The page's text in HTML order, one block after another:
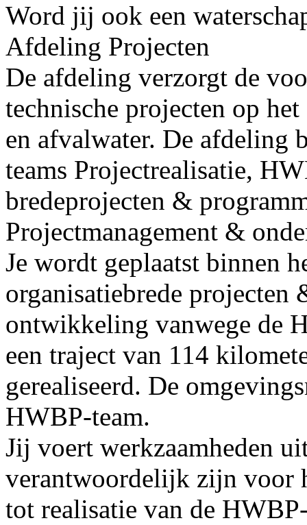
Word jij ook een
Afdeling Projecten
De afdeling verzorgt de
technische projecten op
en afvalwater. De afdeling
teams Projectrealisatie,
bredeprojecten &
Projectmanagement &
Je wordt geplaatst binnen
organisatiebrede projecten
ontwikkeling vanwege de
een traject van 114
gerealiseerd. De
HWBP-team.
Jij voert werkzaamheden
verantwoordelijk zijn voor
tot realisatie van de